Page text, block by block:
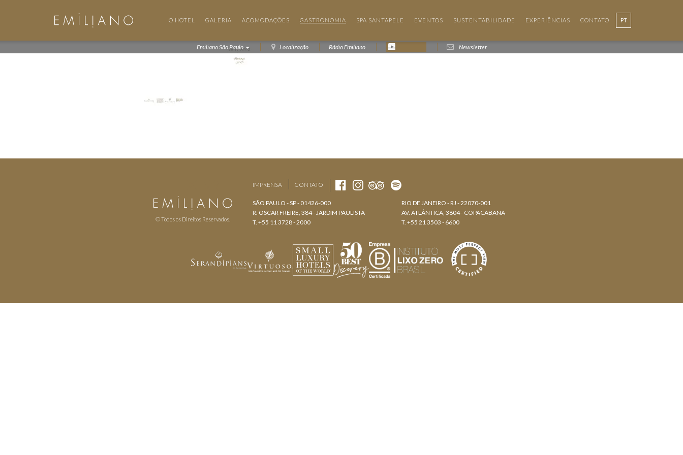
O HOTEL GALERIA ACOMODAÇÕES GASTRONOMIA SPA SANTAPELE EVENTOS SUSTENTABILIDADE EXPERIÊNCIAS CONTATO PT
Emiliano São Paulo Localização Rádio Emiliano Newsletter
© Todos os Direitos Reservados.
IMPRENSA CONTATO
SÃO PAULO - SP - 01426-000
R. OSCAR FREIRE, 384 - JARDIM PAULISTA
T. +55 11 3728 - 2000
RIO DE JANEIRO - RJ - 22070-001
AV. ATLÂNTICA, 3804 - COPACABANA
T. +55 21 3503 - 6600